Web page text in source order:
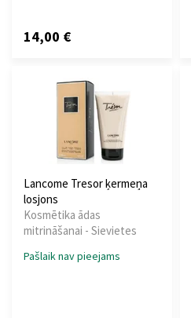
14,00 €
Lancome Tresor ķermeņa
losjons
Kosmētika ādas
mitrināšanai - Sievietes
Pašlaik nav pieejams